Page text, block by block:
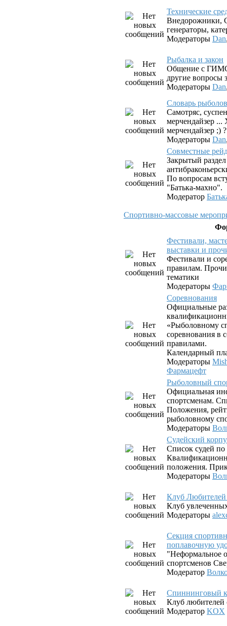
Технические
Внедорожники,
генераторы,
Модераторы Dan
Рыбалка и закон
Общение с
другие вопросы
Модераторы Dan
Словарь
Самотряс,
мерчендайзер ...
мерчендайзер ;) ?
Модераторы Dan
Совместные
Закрытый
По вопросам
"Батька-махно".
Модератор
Спортивно-массовые
Фестивали,
выставки и
Фестивали и
правилам.
тематики
Модераторы
Соревнования
Официальные
«Рыболовному
соревнования в
правилами.
Календарный
Модераторы
Фармацефт
Рыболовный
Официальная
спортсменам.
Положения,
рыболовному
Модераторы
Судейский
Список судей
положения.
Модераторы
Клуб
Клуб
Модераторы
Секция
поплавочную
"Неформальное
спортсменов
Модератор
Спиннинговый
Клуб любителей
Модератор KOX